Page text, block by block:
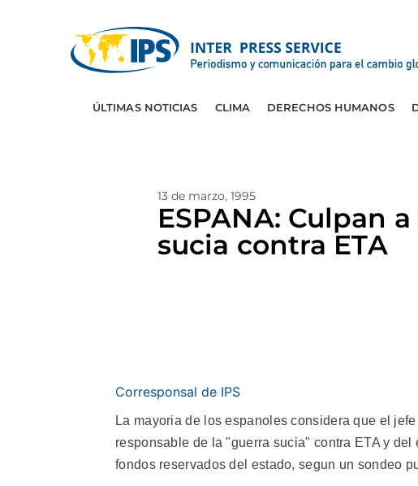
ÚLTIMAS NOTICIAS CLIMA DERECHOS HUMANOS
13 de marzo, 1995
ESPANA: Culpan
sucia contra ETA
Corresponsal de IPS
La mayoria de los espanoles considera que el
responsable de la "guerra sucia" contra ETA y
fondos reservados del estado, segun un sondeo